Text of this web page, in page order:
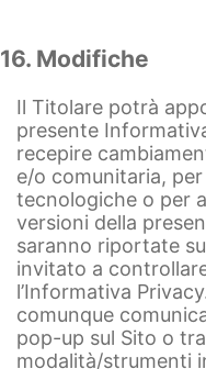
16. Modifiche
Il Titolare potrà
presente
recepire
e/o comunitaria,
tecnologiche o per
versioni della
saranno riportate
invitato a
l’Informativa
comunque
pop-up sul Sito o
modalità/strumenti